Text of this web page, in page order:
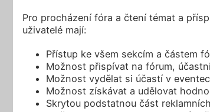
Pro procházení fóra a čtení témat a
uživatelé mají:
Přístup ke všem sekcím a částem
Možnost přispívat na fórum,
Možnost vydělat si účastí v
Možnost získávat a udělovat
Skrytou podstatnou část